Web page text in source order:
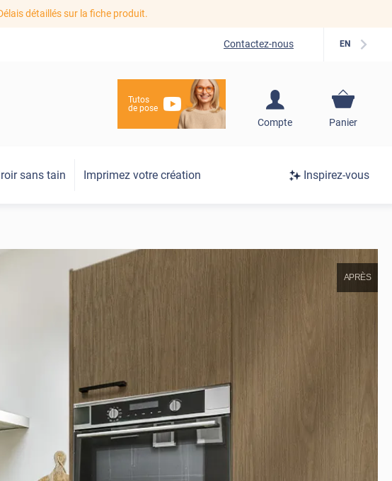
détaillés sur la fiche produit.
Contactez-nous EN
Tutos
de pose
Compte
S'inscrire / Se
Panier
sans tain Imprimez votre création Inspirez-vous
APRÈS